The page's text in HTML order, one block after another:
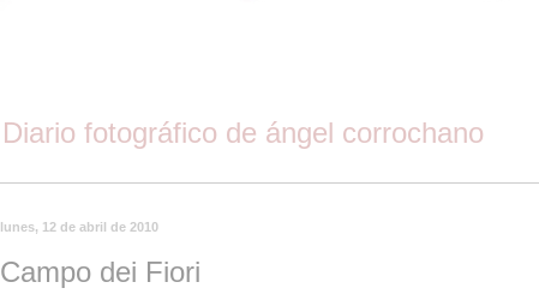
Diario fotográfico de ángel corrochano
lunes, 12 de abril de 2010
Campo dei Fiori